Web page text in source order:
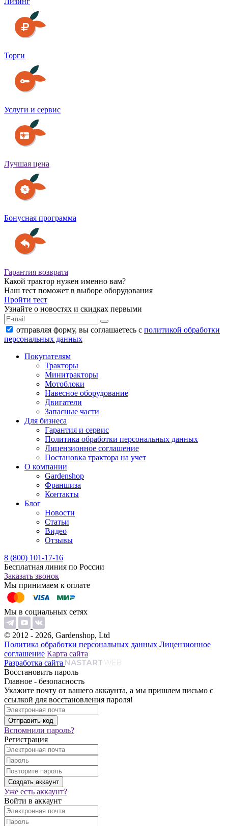
Торги
Услуги и сервис
Лучшая цена
Бонусная программа
Гарантия возврата
Какой трактор нужен именно вам?
Наш тест поможет в выборе оборудования
Пройти тест
Узнайте о новостях и скидках первыми
отправляя форму, вы соглашаетесь с политикой обработки
персональных данных
Покупателям
Тракторы
Минитракторы
Мотоблоки
Навесное оборудование
Двигатели
Запасные части
Для бизнеса
Гарантия и сервис
Политика обработки персональных данных
Лицензионное соглашение
Постановка трактора на учет
О компании
Gardenshop
Франшиза
Контакты
Блог
Новости
Статьи
Видео
Отзывы
8 (800) 101-17-16
Бесплатная линия по России
Заказать звонок
Мы принимаем к оплате
Мы в социальных сетях
© 2012 - 2026, Gardenshop, Ltd
Политика обработки персональных данных Лицензионное
соглашение Карта сайта
Разработка сайта
Восстановить пароль
Главное - безопасность
Укажите почту от вашего аккаунта, а мы пришлем письмо с
ссылкой для восстановления пароля!
Вспомнили пароль?
Регистрация
Уже есть аккаунт?
Войти в аккаунт